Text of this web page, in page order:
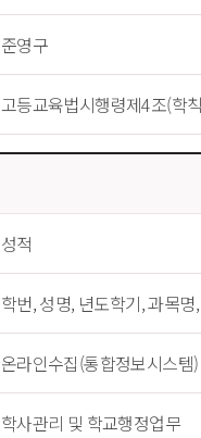
준영구
고등교육법시행령제4조(학
성적
학번, 성명, 년도학기, 과목
온라인수집(통합정보시스템)
학사관리 및 학교행정업무